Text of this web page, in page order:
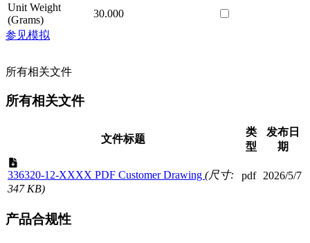
Unit Weight
(Grams)
30.000
参见模拟
所有相关文件
所有相关文件
文件标题
类
型
发布日
期
336320-12-XXXX PDF Customer Drawing (尺寸:
347 KB)
pdf 2026/5/7
产品合规性